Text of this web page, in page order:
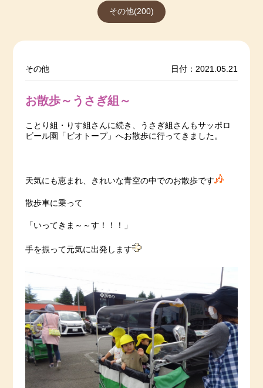
その他(200)
その他 日付：2021.05.21
お散歩～うさぎ組～
ことり組・りす組さんに続き、うさぎ組さんもサッポロ
ビール園「ビオトープ」へお散歩に行ってきました。
天気にも恵まれ、きれいな青空の中でのお散歩です
散歩車に乗って
「いってきま～～す！！！」
手を振って元気に出発します